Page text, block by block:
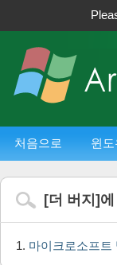
처음으로 윈도
[더 버지 ]에
마이크로소프